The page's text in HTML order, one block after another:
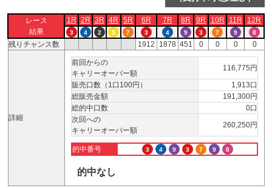
レース
結果
1R 2R 3R 4R 5R 6R 7R 8R 9R 10R 11R 12R
3 4 2 5 7 3 4 9 3 7 9 8
残りチャンス数 1912 1878 451 0 0 0 0
詳細
前回からの
キャリーオーバー額
116,775円
販売口数（1口100円）
1,913口
総販売金額
191,300円
総的中口数
0口
次回への
キャリーオーバー額
260,250円
的中番号 3 4 9 3 7 9 8
的中なし